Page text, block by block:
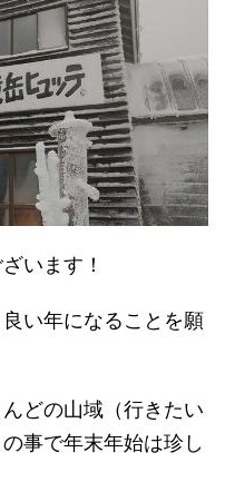
います！
い年になることを願
どの山域（行きたい
事で年末年始は珍し